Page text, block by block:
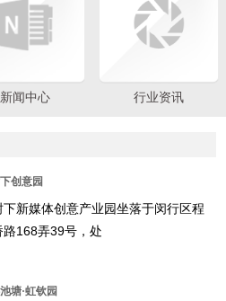
新闻中心 行业资讯
创意园
下新媒体创意产业园坐落于闵行区程
路168弄39号，处
塘·虹钦园